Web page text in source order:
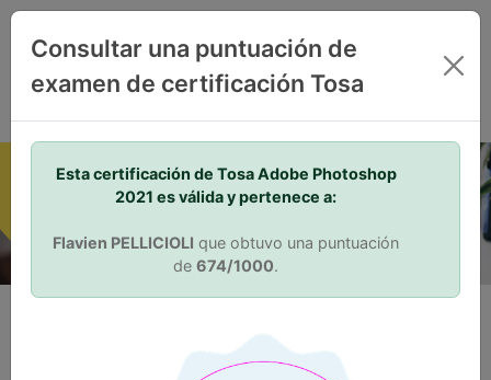
Your Skills. Your Advantage.
Consultar una puntuación de
examen de certificación Tosa
Esta certificación de Tosa Adobe Photoshop
2021 es válida y pertenece a:
Flavien PELLICIOLI que obtuvo una puntuación
de 674/1000.